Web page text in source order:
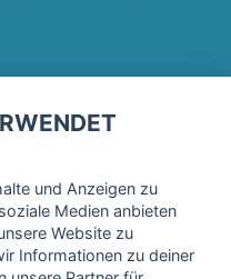
ein und erhalte regelmäßig
Daten, wie in der
und Anzeigen zu
Medien anbieten
Website zu
Informationen zu deiner